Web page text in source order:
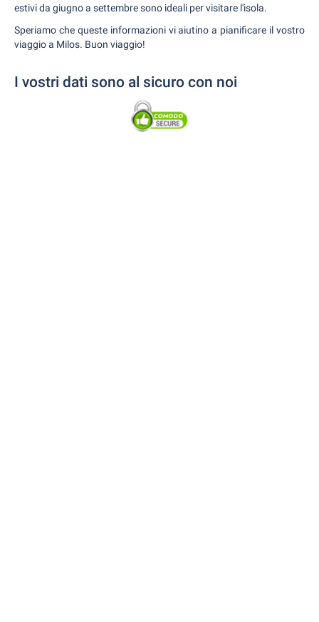
estivi da giugno a settembre sono ideali per visitare l'isola.
Speriamo che queste informazioni vi aiutino a pianificare il vostro
viaggio a Milos. Buon viaggio!
I vostri dati sono al sicuro con noi